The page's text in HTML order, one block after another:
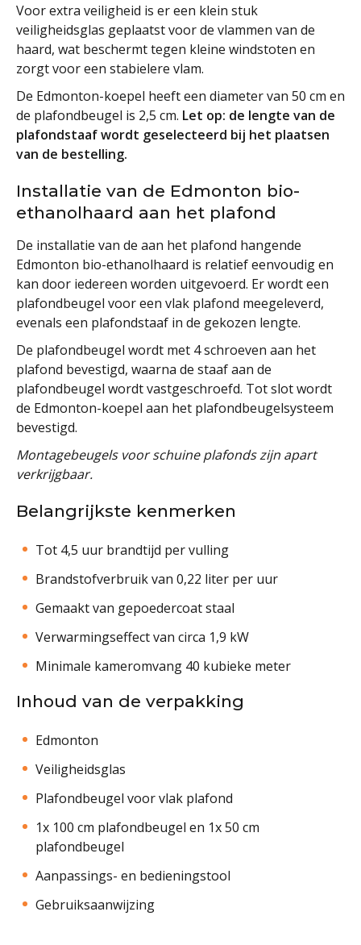
Voor extra veiligheid is er een klein stuk
veiligheidsglas geplaatst voor de vlammen van de
haard, wat beschermt tegen kleine windstoten en
zorgt voor een stabielere vlam.
De Edmonton-koepel heeft een diameter van 50 cm en
de plafondbeugel is 2,5 cm. Let op: de lengte van de
plafondstaaf wordt geselecteerd bij het plaatsen
van de bestelling.
Installatie van de Edmonton bio-
ethanolhaard aan het plafond
De installatie van de aan het plafond hangende
Edmonton bio-ethanolhaard is relatief eenvoudig en
kan door iedereen worden uitgevoerd. Er wordt een
plafondbeugel voor een vlak plafond meegeleverd,
evenals een plafondstaaf in de gekozen lengte.
De plafondbeugel wordt met 4 schroeven aan het
plafond bevestigd, waarna de staaf aan de
plafondbeugel wordt vastgeschroefd. Tot slot wordt
de Edmonton-koepel aan het plafondbeugelsysteem
bevestigd.
Montagebeugels voor schuine plafonds zijn apart
verkrijgbaar.
Belangrijkste kenmerken
Tot 4,5 uur brandtijd per vulling
Brandstofverbruik van 0,22 liter per uur
Gemaakt van gepoedercoat staal
Verwarmingseffect van circa 1,9 kW
Minimale kameromvang 40 kubieke meter
Inhoud van de verpakking
Edmonton
Veiligheidsglas
Plafondbeugel voor vlak plafond
1x 100 cm plafondbeugel en 1x 50 cm
plafondbeugel
Aanpassings- en bedieningstool
Gebruiksaanwijzing